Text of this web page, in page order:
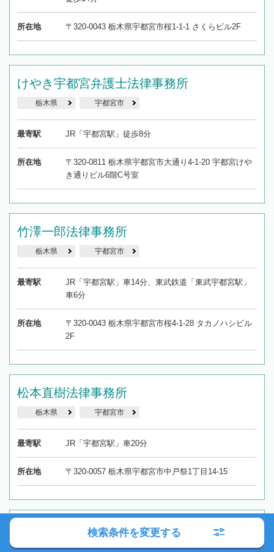
所在地 〒320-0043 栃木県宇都宮市桜1-1-1 さくらビル2F
けやき宇都宮弁護士法律事務所
栃木県 宇都宮市
最寄駅 JR「宇都宮駅」徒歩8分
所在地
〒320-0811 栃木県宇都宮市大通り4-1-20 宇都宮けや
き通りビル6階C号室
竹澤一郎法律事務所
栃木県 宇都宮市
最寄駅
JR「宇都宮駅」車14分、東武鉄道「東武宇都宮駅」
車6分
所在地
〒320-0043 栃木県宇都宮市桜4-1-28 タカノハシビル
2F
松本直樹法律事務所
栃木県 宇都宮市
最寄駅 JR「宇都宮駅」車20分
所在地 〒320-0057 栃木県宇都宮市中戸祭1丁目14-15
小菅・島薗法律事務所
栃木県 宇都宮市
検索条件を変更する